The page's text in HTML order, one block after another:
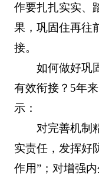
作要扎扎实实、
果，巩固住再往
接。
如何做好巩
有效衔接？5年
示：
对完善机制
实责任，发挥好
作用”；对增强